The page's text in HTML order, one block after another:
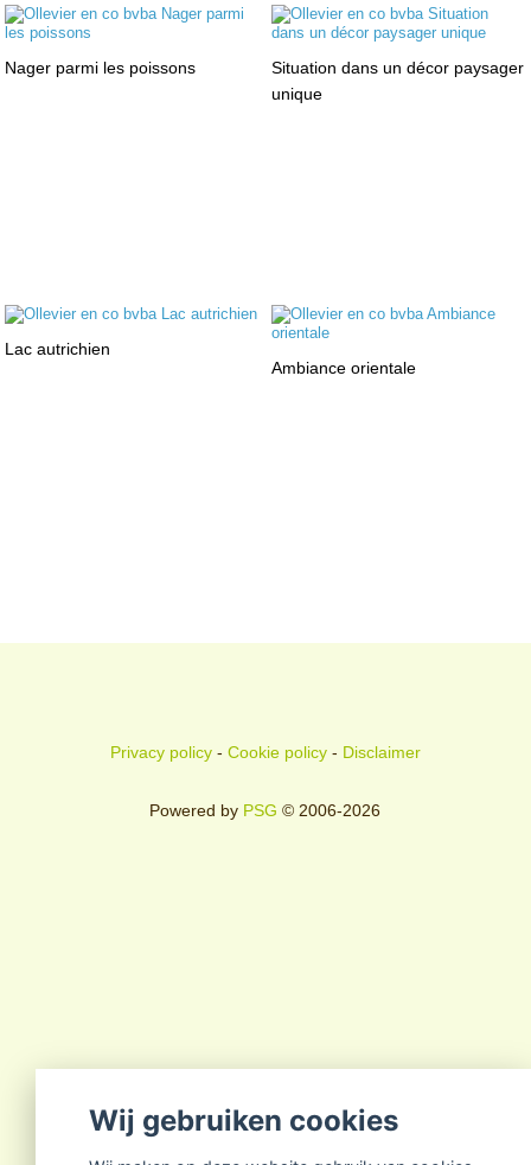
Nager parmi les poissons
Situation dans un décor paysager
unique
Lac autrichien
Ambiance orientale
Privacy policy- Cookie policy- Disclaimer
Powered by PSG © 2006-2026
Wij gebruiken cookies